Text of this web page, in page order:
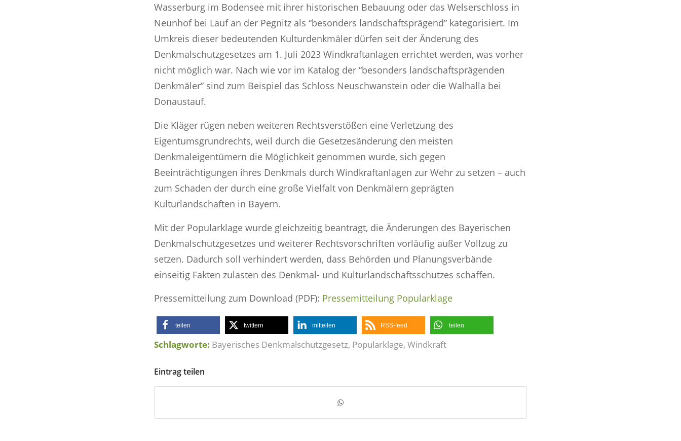
Wasserburg im Bodensee mit ihrer historischen Bebauung oder das Welserschloss in
Neunhof bei Lauf an der Pegnitz als “besonders landschaftsprägend” kategorisiert. Im
Umkreis dieser bedeutenden Kulturdenkmäler dürfen seit der Änderung des
Denkmalschutzgesetzes am 1. Juli 2023 Windkraftanlagen errichtet werden, was vorher
nicht möglich war. Nach wie vor im Katalog der “besonders landschaftsprägenden
Denkmäler” sind zum Beispiel das Schloss Neuschwanstein oder die Walhalla bei
Donaustauf.
Die Kläger rügen neben weiteren Rechtsverstößen eine Verletzung des
Eigentumsgrundrechts, weil durch die Gesetzesänderung den meisten
Denkmaleigentümern die Möglichkeit genommen wurde, sich gegen
Beeinträchtigungen ihres Denkmals durch Windkraftanlagen zur Wehr zu setzen – auch
zum Schaden der durch eine große Vielfalt von Denkmälern geprägten
Kulturlandschaften in Bayern.
Mit der Popularklage wurde gleichzeitig beantragt, die Änderungen des Bayerischen
Denkmalschutzgesetzes und weiterer Rechtsvorschriften vorläufig außer Vollzug zu
setzen. Dadurch soll verhindert werden, dass Behörden und Planungsverbände
einseitig Fakten zulasten des Denkmal- und Kulturlandschaftsschutzes schaffen.
Pressemitteilung zum Download (PDF): Pressemitteilung Popularklage
teilen twittern mitteilen RSS-feed teilen
Schlagworte: Bayerisches Denkmalschutzgesetz, Popularklage, Windkraft
Eintrag teilen